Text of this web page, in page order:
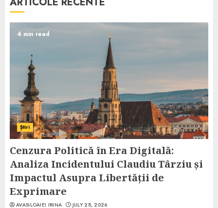
4 min read
Știri
Cenzura Politică în Era Digitală:
Analiza Incidentului Claudiu Târziu și
Impactul Asupra Libertății de
Exprimare
AVASILOAIEI IRINA JULY 28, 2026